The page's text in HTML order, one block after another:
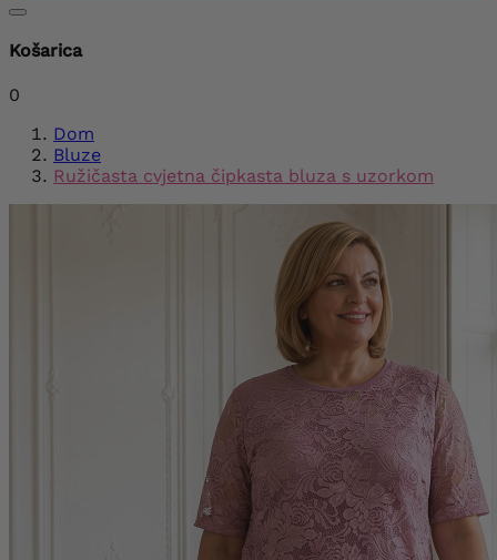
Košarica
0
Dom
Bluze
Ružičasta cvjetna čipkasta bluza s uzorkom